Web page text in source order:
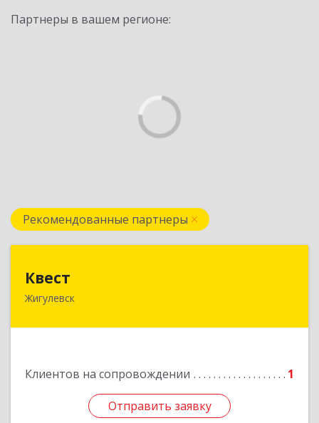
Партнеры в вашем регионе:
Рекомендованные партнеры
Квест
Жигулевск
Клиентов на сопровождении 1
Отправить заявку
445350, Самарская обл., Жигулевск, ул.Пушкина,
Отправить заявку